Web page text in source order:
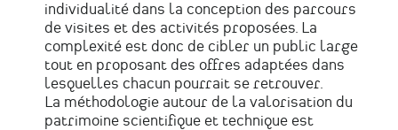
individualité dans la conception des parcours
de visites et des activités proposées. La
complexité est donc de cibler un public large
tout en proposant des offres adaptées dans
lesquelles chacun pourrait se retrouver.
La méthodologie autour de la valorisation du
patrimoine scientifique et technique est